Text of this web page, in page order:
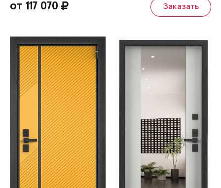
от 117 070 Заказать